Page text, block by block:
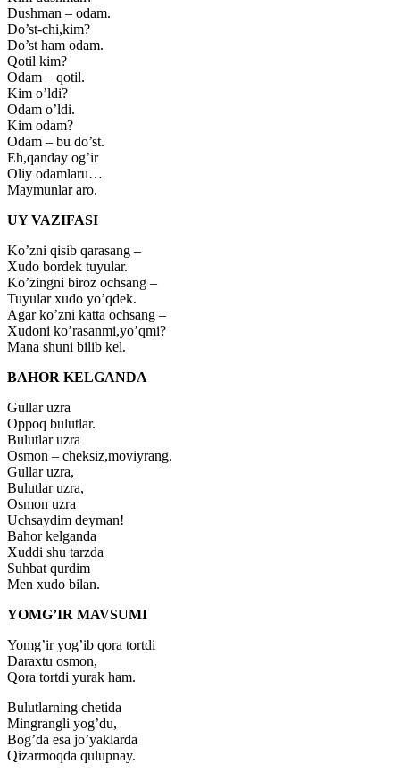
Dushman – odam.
Do’st-chi,kim?
Do’st ham odam.
Qotil kim?
Odam – qotil.
Kim o’ldi?
Odam o’ldi.
Kim odam?
Odam – bu do’st.
Eh,qanday og’ir
Oliy odamlaru…
Maymunlar aro.
UY VAZIFASI
Ko’zni qisib qarasang –
Xudo bordek tuyular.
Ko’zingni biroz ochsang –
Tuyular xudo yo’qdek.
Agar ko’zni katta ochsang –
Xudoni ko’rasanmi,yo’qmi?
Mana shuni bilib kel.
BAHOR KELGANDA
Gullar uzra
Oppoq bulutlar.
Bulutlar uzra
Osmon – cheksiz,moviyrang.
Gullar uzra,
Bulutlar uzra,
Osmon uzra
Uchsaydim deyman!
Bahor kelganda
Xuddi shu tarzda
Suhbat qurdim
Men xudo bilan.
YOMG’IR MAVSUMI
Yomg’ir yog’ib qora tortdi
Daraxtu osmon,
Qora tortdi yurak ham.
Bulutlarning chetida
Mingrangli yog’du,
Bog’da esa jo’yaklarda
Qizarmoqda qulupnay.